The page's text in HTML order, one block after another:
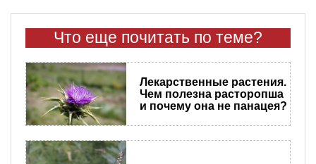
Что еще почитать по теме?
Лекарственные растения.
Чем полезна расторопша
и почему она не панацея?